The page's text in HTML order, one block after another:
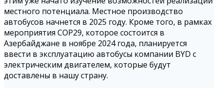
местного потенциала. Местное производство
автобусов начнется в 2025 году. Кроме того, в рамках
мероприятия COP29, которое состоится в
Азербайджане в ноябре 2024 года, планируется
ввести в эксплуатацию автобусы компании BYD с
электрическим двигателем, которые будут
доставлены в нашу страну.